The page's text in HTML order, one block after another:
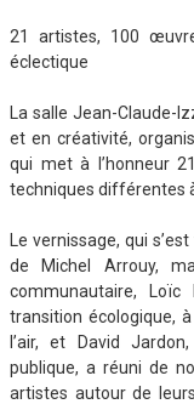
21 artistes, 100
éclectique
La salle Jean-Claude-
et en créativité,
qui met à l’honneur
techniques différentes
Le vernissage, qui
de Michel Arrouy,
communautaire,
transition écologique,
l’air, et David
publique, a réuni de
artistes autour de